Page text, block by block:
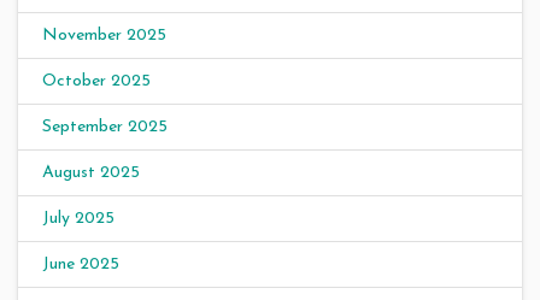
November 2025
October 2025
September 2025
August 2025
July 2025
June 2025